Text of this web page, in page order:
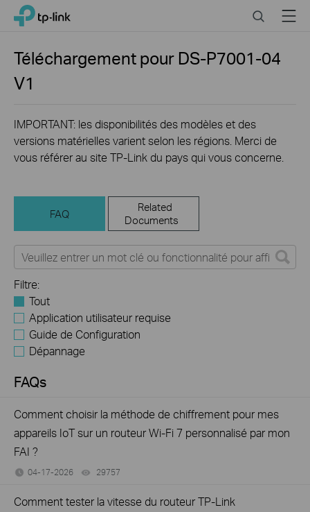
Click
the
navigation
TP-Link, Reliably Smart SearchMenu
Téléchargement pour DS-P7001-04
V1
IMPORTANT: les disponibilités des modèles et des
versions matérielles varient selon les régions. Merci de
vous référer au site TP-Link du pays qui vous concerne.
FAQ
Related
Documents
Filtre:
Tout
Application utilisateur requise
Guide de Configuration
Dépannage
FAQs
Comment choisir la méthode de chiffrement pour mes
appareils IoT sur un routeur Wi-Fi 7 personnalisé par mon
FAI ?
04-17-2026 29757
Comment tester la vitesse du routeur TP-Link